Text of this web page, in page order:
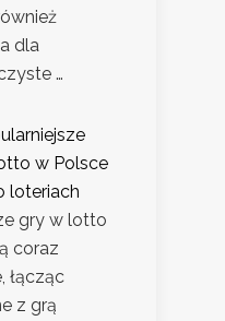
dla
…
w Polsce
loteriach
gry w lotto
coraz
łącząc
z grą